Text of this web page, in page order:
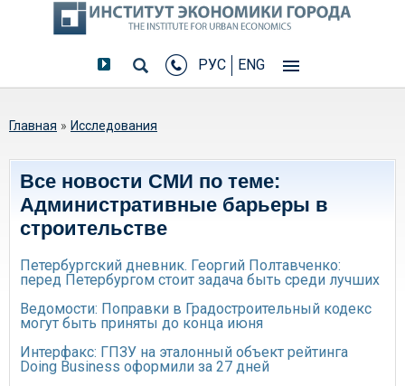
РУС ENG
Вы здесь
Главная » Исследования
Все новости СМИ по теме:
Административные барьеры в
строительстве
Петербургский дневник. Георгий Полтавченко:
перед Петербургом стоит задача быть среди лучших
Ведомости: Поправки в Градостроительный кодекс
могут быть приняты до конца июня
Интерфакс: ГПЗУ на эталонный объект рейтинга
Doing Business оформили за 27 дней